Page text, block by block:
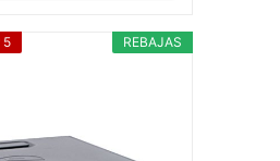
REBAJAS
5